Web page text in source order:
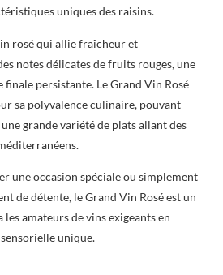
uniques des raisins.
rosé qui allie fraîcheur et
notes délicates de fruits rouges, une
persistante. Le Grand Vin Rosé
sa polyvalence culinaire, pouvant
grande variété de plats allant des
une occasion spéciale ou simplement
de détente, le Grand Vin Rosé est un
amateurs de vins exigeants en
unique.